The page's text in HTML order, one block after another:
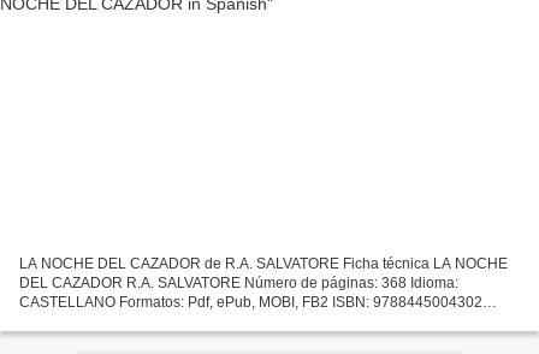
LA NOCHE DEL CAZADOR de R.A. SALVATORE Ficha técnica LA NOCHE
DEL CAZADOR R.A. SALVATORE Número de páginas: 368 Idioma:
CASTELLANO Formatos: Pdf, ePub, MOBI, FB2 ISBN: 9788445004302
Descarga...